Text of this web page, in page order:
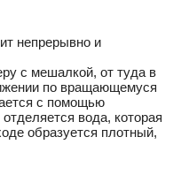
непрерывно и
с мешалкой, от туда в
по вращающемуся
с помощью
вода, которая
образуется плотный,